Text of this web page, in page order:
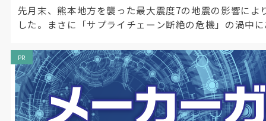
先月末、熊本地方を襲った最大震度7の地震の影響に
した。まさに「サプライチェーン断絶の危機」の渦中
PR